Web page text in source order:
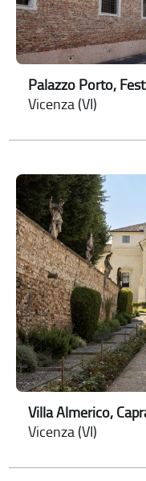
Palazzo Porto,
Vicenza (VI)
Villa Almerico,
Vicenza (VI)